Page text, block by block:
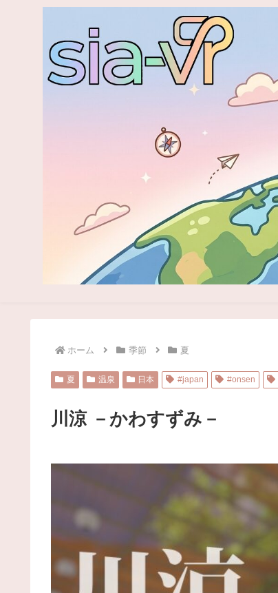
ホーム 季節 夏
夏 温泉 日本 #japan #onsen
川涼 －かわすずみ－